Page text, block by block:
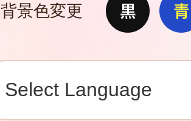
背景色変更